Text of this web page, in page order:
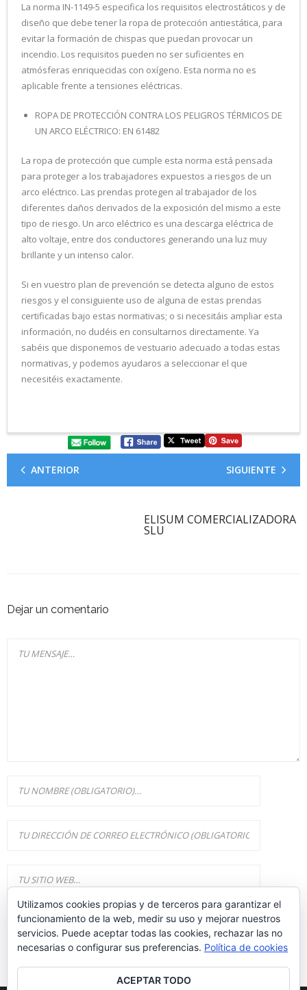
La norma IN-1149-5 especifica los requisitos electrostáticos y de
diseño que debe tener la ropa de protección antiestática, para
evitar la formación de chispas que puedan provocar un
incendio. Los requisitos pueden no ser suficientes en
atmósferas enriquecidas con oxígeno. Esta norma no es
aplicable frente a tensiones eléctricas.
ROPA DE PROTECCIÓN CONTRA LOS PELIGROS TÉRMICOS DE
UN ARCO ELÉCTRICO: EN 61482
La ropa de protección que cumple esta norma está pensada
para proteger a los trabajadores expuestos a riesgos de un
arco eléctrico. Las prendas protegen al trabajador de los
diferentes daños derivados de la exposición del mismo a este
tipo de riesgo. Un arco eléctrico es una descarga eléctrica de
alto voltaje, entre dos conductores generando una luz muy
brillante y un intenso calor.
Si en vuestro plan de prevención se detecta alguno de estos
riesgos y el consiguiente uso de alguna de estas prendas
certificadas bajo estas normativas; o si necesitáis ampliar esta
información, no dudéis en consultarnos directamente. Ya
sabéis que disponemos de vestuario adecuado a todas estas
normativas, y podemos ayudaros a seleccionar el que
necesitéis exactamente.
ANTERIOR SIGUIENTE
ELISUM COMERCIALIZADORA
SLU
Dejar un comentario
Utilizamos cookies propias y de terceros para garantizar el
funcionamiento de la web, medir su uso y mejorar nuestros
servicios. Puede aceptar todas las cookies, rechazar las no
necesarias o configurar sus preferencias. Política de cookies
ACEPTAR TODO